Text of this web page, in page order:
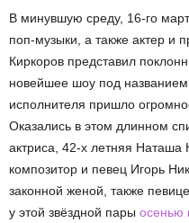
В минувшую среду, 16-го
поп-музыки, а также актер и
Киркоров представил
новейшее шоу под
исполнителя пришло
Оказались в этом длинном
актриса, 42-х летняя Наташа
композитор и певец Игорь
законной женой, также
у этой звёздной пары осенью